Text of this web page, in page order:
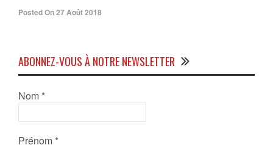
Posted On 27 Août 2018
ABONNEZ-VOUS À NOTRE NEWSLETTER
Nom *
Prénom *